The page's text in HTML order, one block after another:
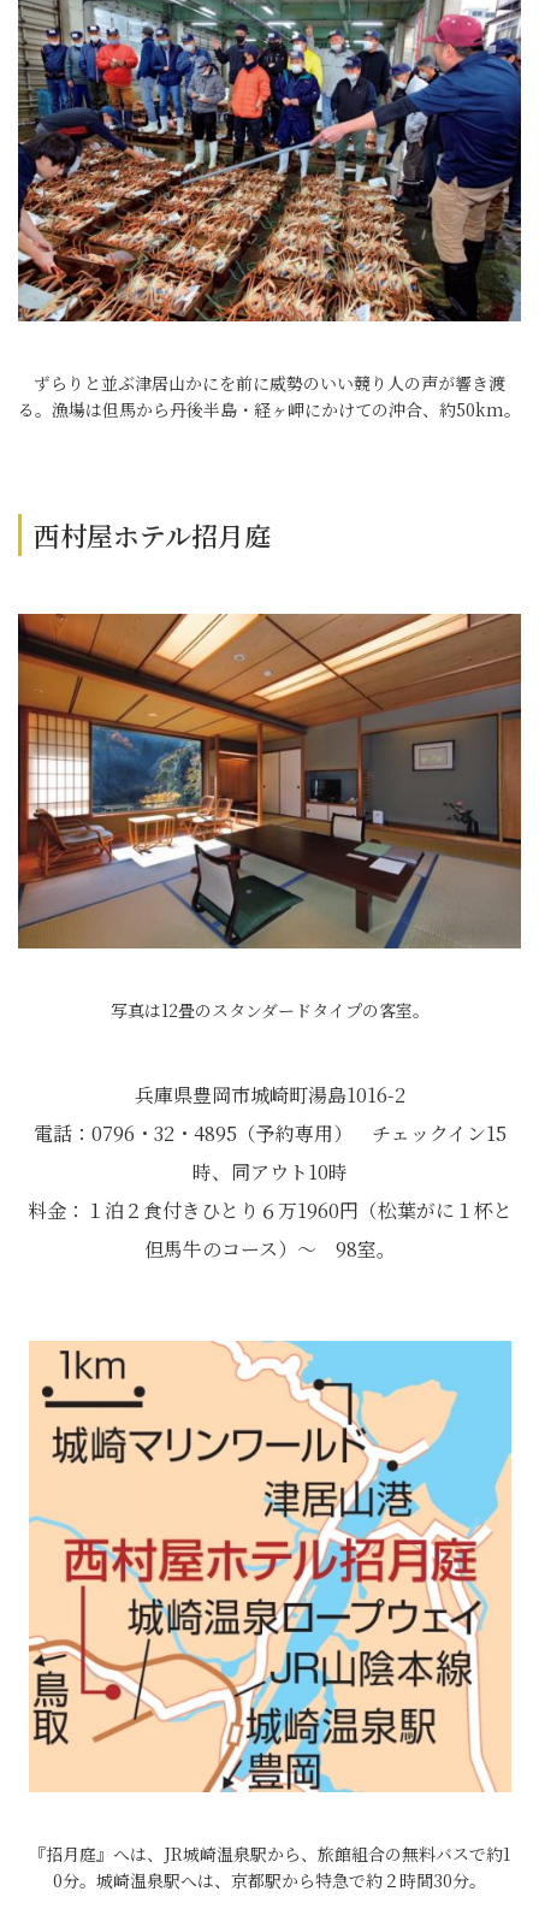
ずらりと並ぶ津居山かにを前に威勢のいい競り人の声が響き渡
る。漁場は但馬から丹後半島・経ヶ岬にかけての沖合、約50km。
西村屋ホテル招月庭
写真は12畳のスタンダードタイプの客室。
兵庫県豊岡市城崎町湯島1016-2
電話：0796・32・4895（予約専用） チェックイン15
時、同アウト10時
料金：１泊２食付きひとり６万1960円（松葉がに１杯と
但馬牛のコース）～ 98室。
『招月庭』へは、JR城崎温泉駅から、旅館組合の無料バスで約1
0分。城崎温泉駅へは、京都駅から特急で約２時間30分。